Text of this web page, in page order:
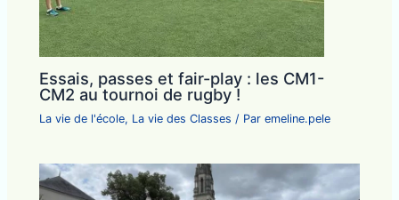
Essais, passes et fair-play : les CM1-
CM2 au tournoi de rugby !
La vie de l'école, La vie des Classes / Paremeline.pele